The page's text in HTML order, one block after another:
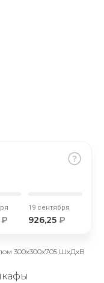
₽
19 сентября
926,25 ₽
300х300х705 ШхДхВ